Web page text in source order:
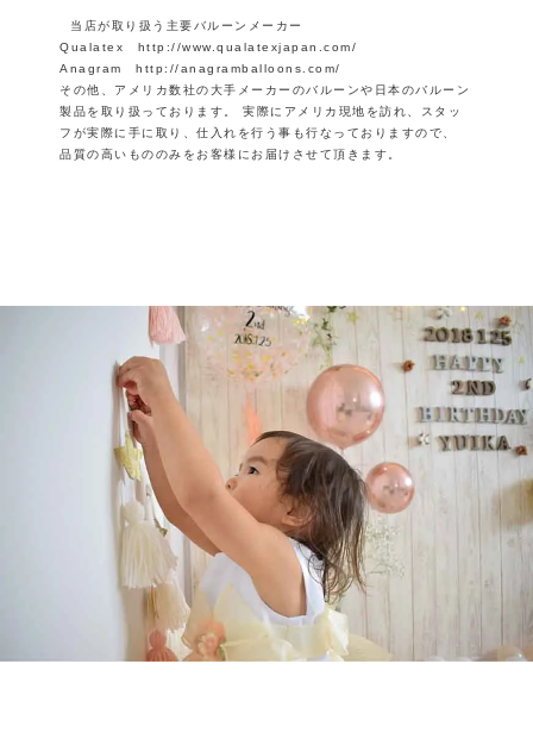
当店が取り扱う主要バルーンメーカー
Qualatex http://www.qualatexjapan.com/
Anagram http://anagramballoons.com/
その他、アメリカ数社の大手メーカーのバルーンや日本のバルーン
製品を取り扱っております。
実際にアメリカ現地を訪れ、スタッ
フが実際に手に取り、仕入れを行う事も行なっておりますので、
品質の高いもののみをお客様にお届けさせて頂きます。